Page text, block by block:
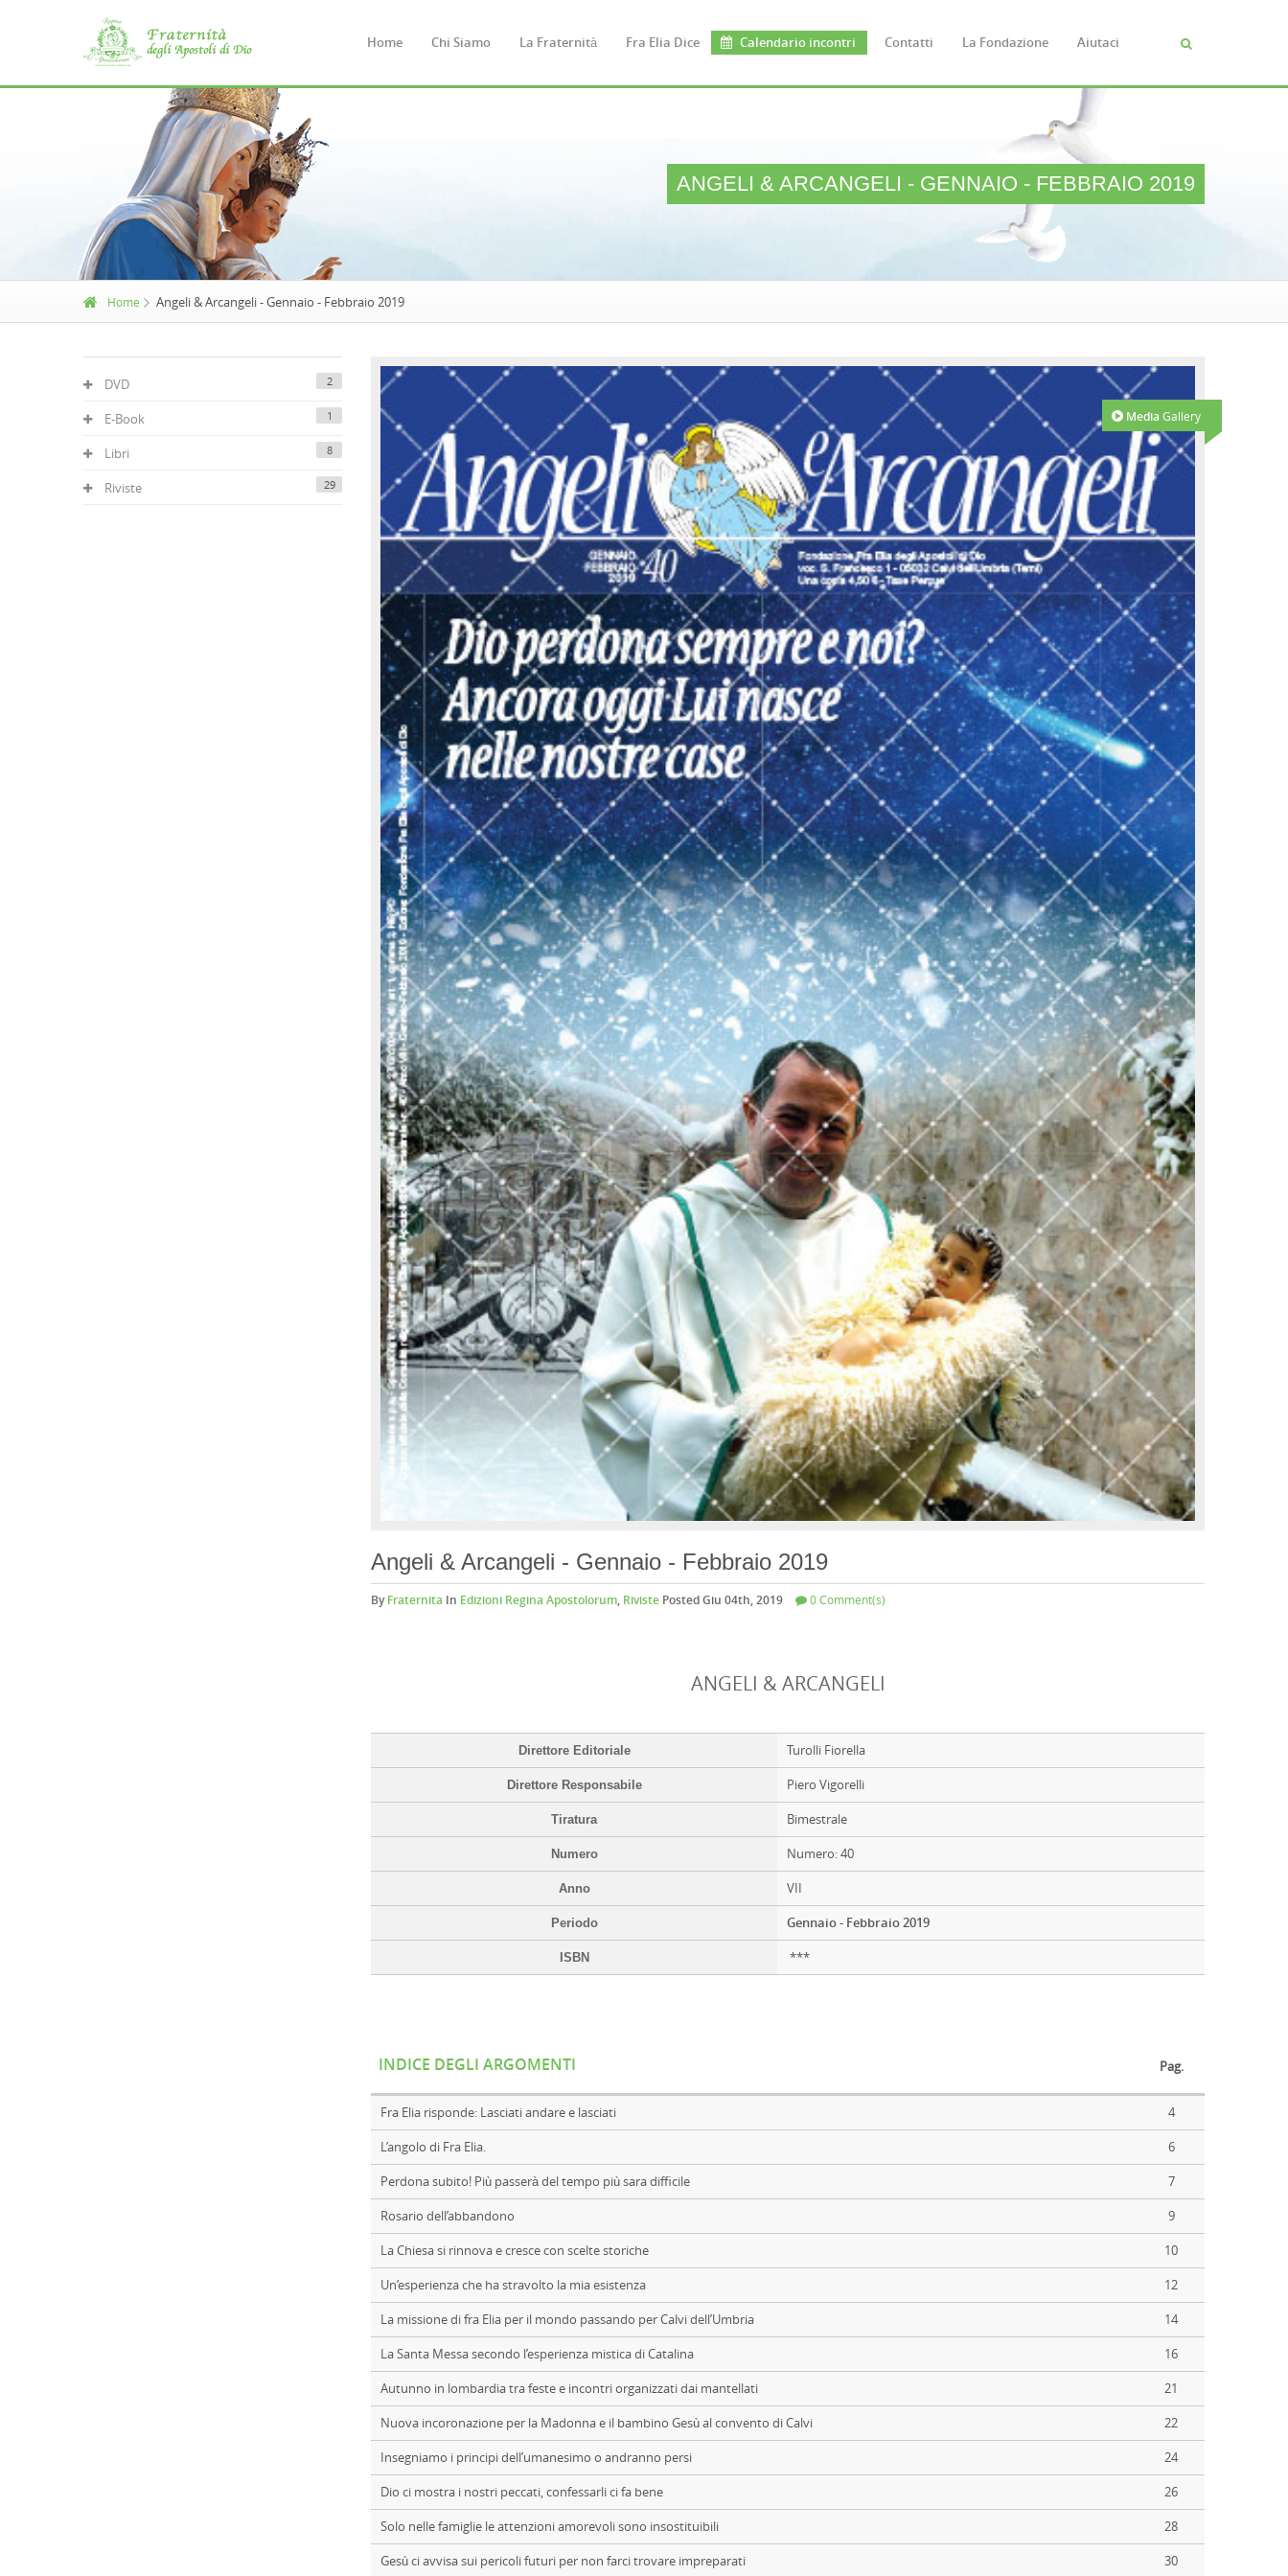
FORM
DI
Cerca
Home Chi Siamo La Fraternità Fra Elia Dice Calendario incontri Contatti La Fondazione Aiutaci
ANGELI & ARCANGELI - GENNAIO - FEBBRAIO 2019
Home Angeli & Arcangeli - Gennaio - Febbraio 2019
Media Gallery
Angeli & Arcangeli - Gennaio - Febbraio 2019
ByFraternita In Edizioni Regina Apostolorum, Riviste Posted Giu 04th, 2019 0 Comment(s)
ANGELI & ARCANGELI
Direttore Editoriale Turolli Fiorella
Direttore Responsabile Piero Vigorelli
Tiratura Bimestrale
Numero Numero: 40
Anno VII
Periodo Gennaio - Febbraio 2019
ISBN ***
INDICE DEGLI ARGOMENTI Pag.
Fra Elia risponde: Lasciati andare e lasciati
4
L’angolo di Fra Elia.
6
Perdona subito! Più passerà del tempo più sara difficile
7
Rosario dell’abbandono
9
La Chiesa si rinnova e cresce con scelte storiche
10
Un’esperienza che ha stravolto la mia esistenza
12
La missione di fra Elia per il mondo passando per Calvi dell’Umbria
14
La Santa Messa secondo l’esperienza mistica di Catalina
16
Autunno in lombardia tra feste e incontri organizzati dai mantellati
21
Nuova incoronazione per la Madonna e il bambino Gesù al convento di Calvi
22
Insegniamo i principi dell’umanesimo o andranno persi
24
Dio ci mostra i nostri peccati, confessarli ci fa bene
26
Solo nelle famiglie le attenzioni amorevoli sono insostituibili
28
Gesù ci avvisa sui pericoli futuri per non farci trovare impreparati
30
DVD 2
E-Book 1
Libri 8
Riviste 29